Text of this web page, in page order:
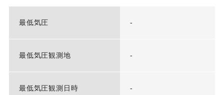
最低気圧 -
最低気圧観測地 -
最低気圧観測日時 -